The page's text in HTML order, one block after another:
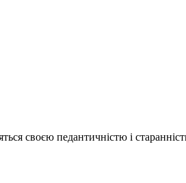
своєю педантичністю і